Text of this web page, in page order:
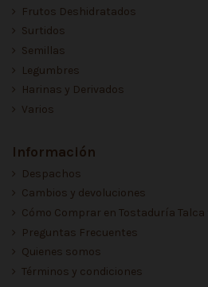
Frutos Deshidratados
Surtidos
Semillas
Legumbres
Harinas y Derivados
Varios
Información
Despachos
Cambios y devoluciones
Cómo Comprar en Tostaduría
Preguntas Frecuentes
Quienes somos
Términos y condiciones